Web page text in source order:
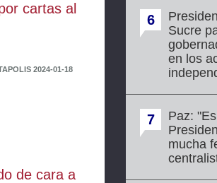
cartas al
2024-01-18
de cara a
6
Sucre
en los
7
Paz:
mucha